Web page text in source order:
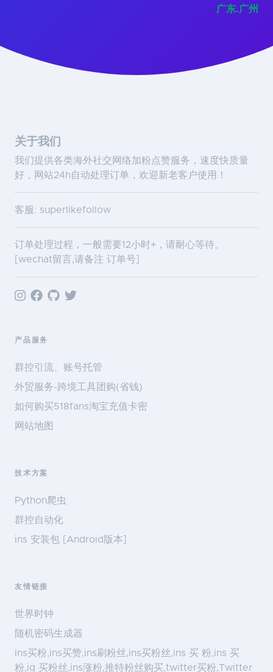
广东.广州
关于我们
我们提供各类海外社交网络加粉点赞服务，速度快质量
好，网站24h自动处理订单，欢迎新老客户使用！
客服: superlikefollow
订单处理过程，一般需要12小时+，请耐心等待。
[wechat留言,请备注 订单号]
产品服务
群控引流、账号托管
外贸服务-跨境工具团购(省钱)
如何购买518fans淘宝充值卡密
网站地图
技术方案
Python爬虫
群控自动化
ins 安装包 [Android版本]
友情链接
世界时钟
随机密码生成器
ins买粉,ins买赞,ins刷粉丝,ins买粉丝,ins 买 粉,ins 买
粉,ig 买粉丝,ins涨粉,推特粉丝购买,twitter买粉,Twitter